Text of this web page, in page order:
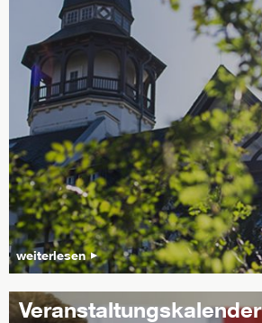
weiterlesen
Veranstaltungskalender